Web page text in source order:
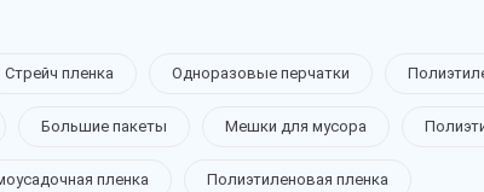
Стрейч пленка Одноразовые перчатки
Большие пакеты Мешки для мусора
пленка Полиэтиленовая пленка